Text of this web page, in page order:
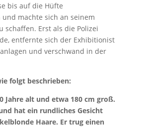
bis auf die Hüfte
machte sich an seinem
schaffen. Erst als die Polizei
entfernte sich der Exhibitionist
und verschwand in der
folgt beschrieben:
Jahre alt und etwa 180 cm groß.
hat ein rundliches Gesicht
Haare. Er trug einen